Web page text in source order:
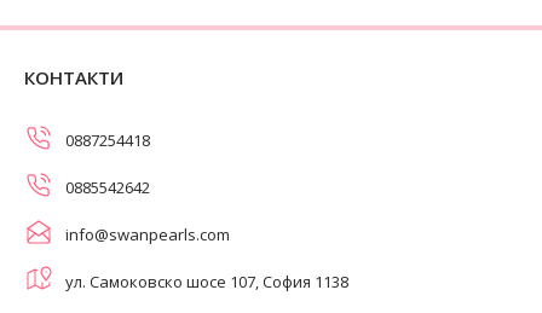
КОНТАКТИ
0887254418
0885542642
info@swanpearls.com
ул. Самоковско шосе 107, София 1138